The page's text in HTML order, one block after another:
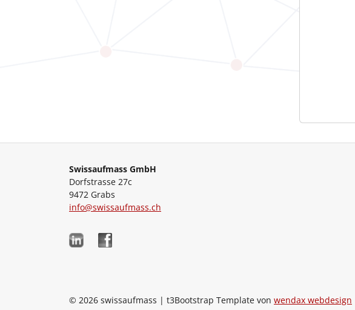
Swissaufmass GmbH
Dorfstrasse 27c
9472 Grabs
info@swissaufmass.ch
© 2026 swissaufmass | t3Bootstrap Template von wendax webdesign